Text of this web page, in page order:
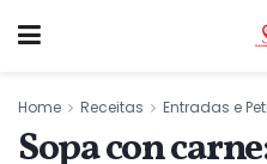
Home Receitas Entradas e
Sopa con